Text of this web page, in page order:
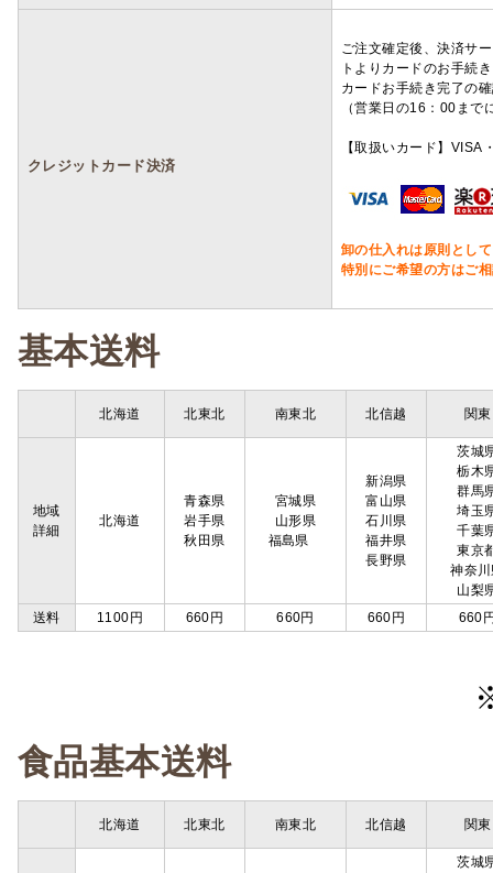
クレジットカード決済
ご注文確定後、決済サ
トよりカードのお手続
カードお手続き完了の
（営業日の16：00ま
【取扱いカード】
卸の仕入れは原則とし
特別にご希望の方はご
基本送料
北海道 北東北 南東北 北信越 関東
地域
詳細
北海道
青森県
岩手県
秋田県
宮城県
山形県
福島県
新潟県
富山県
石川県
福井県
長野県
茨城
栃木
群馬
埼玉
千葉
東京
神奈
山梨
送料
1100円 660円 660円 660円 660
食品基本送料
北海道 北東北 南東北 北信越 関東
茨城